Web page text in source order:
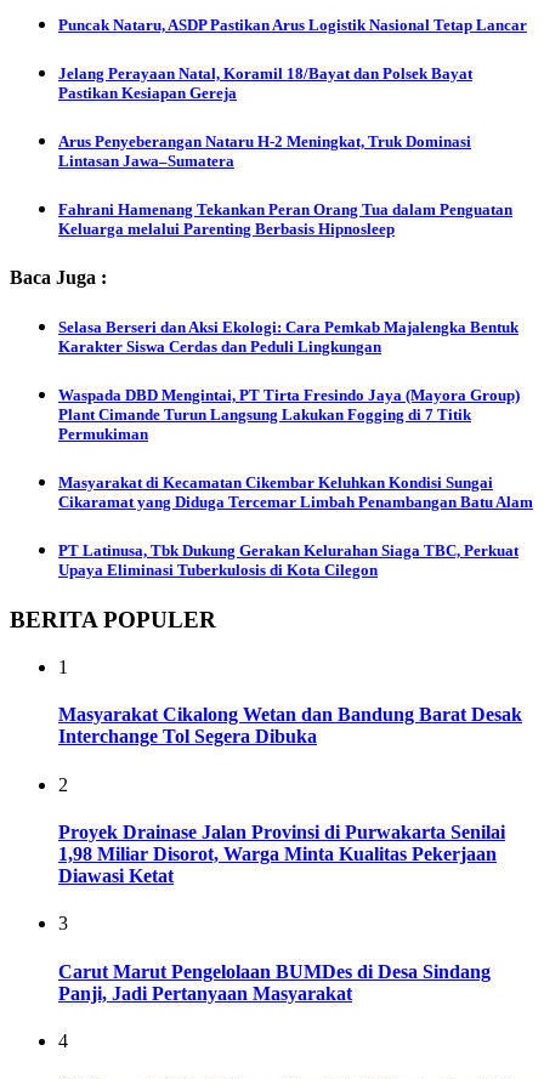
Puncak Nataru, ASDP Pastikan Arus Logistik Nasional Tetap Lancar
Jelang Perayaan Natal, Koramil 18/Bayat dan Polsek Bayat
Pastikan Kesiapan Gereja
Arus Penyeberangan Nataru H-2 Meningkat, Truk Dominasi
Lintasan Jawa–Sumatera
Fahrani Hamenang Tekankan Peran Orang Tua dalam Penguatan
Keluarga melalui Parenting Berbasis Hipnosleep
Baca Juga :
Selasa Berseri dan Aksi Ekologi: Cara Pemkab Majalengka Bentuk
Karakter Siswa Cerdas dan Peduli Lingkungan
Waspada DBD Mengintai, PT Tirta Fresindo Jaya (Mayora Group)
Plant Cimande Turun Langsung Lakukan Fogging di 7 Titik
Permukiman
Masyarakat di Kecamatan Cikembar Keluhkan Kondisi Sungai
Cikaramat yang Diduga Tercemar Limbah Penambangan Batu Alam
PT Latinusa, Tbk Dukung Gerakan Kelurahan Siaga TBC, Perkuat
Upaya Eliminasi Tuberkulosis di Kota Cilegon
BERITA POPULER
1
Masyarakat Cikalong Wetan dan Bandung Barat Desak
Interchange Tol Segera Dibuka
2
Proyek Drainase Jalan Provinsi di Purwakarta Senilai
1,98 Miliar Disorot, Warga Minta Kualitas Pekerjaan
Diawasi Ketat
3
Carut Marut Pengelolaan BUMDes di Desa Sindang
Panji, Jadi Pertanyaan Masyarakat
4